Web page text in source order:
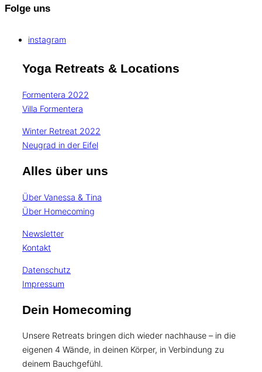
Folge uns
instagram
Yoga Retreats & Locations
Formentera 2022
Villa Formentera
Winter Retreat 2022
Neugrad in der Eifel
Alles über uns
Über Vanessa & Tina
Über Homecoming
Newsletter
Kontakt
Datenschutz
Impressum
Dein Homecoming
Unsere Retreats bringen dich wieder nachhause – in die
eigenen 4 Wände, in deinen Körper, in Verbindung zu
deinem Bauchgefühl.